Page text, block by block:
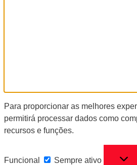
Para proporcionar as melhores
permitirá processar dados como
recursos e funções.
Funcional Sempre ativo